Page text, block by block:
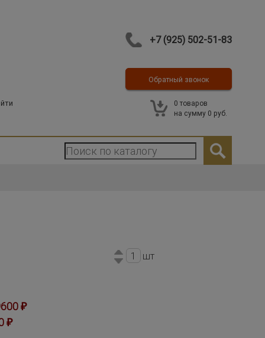
+7 (925) 502-51-83
Контакты
Обратный звонок
0 товаров
на сумму 0 руб.
₽
₽
шт